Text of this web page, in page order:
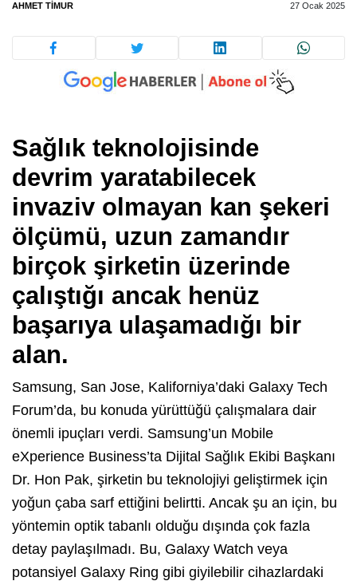
AHMET TIMUR 27 Ocak 2025
Sağlık teknolojisinde
devrim yaratabilecek
invaziv olmayan kan şekeri
ölçümü, uzun zamandır
birçok şirketin üzerinde
çalıştığı ancak henüz
başarıya ulaşamadığı bir
alan.
Samsung, San Jose, Kaliforniya’daki Galaxy Tech
Forum’da, bu konuda yürüttüğü çalışmalara dair
önemli ipuçları verdi. Samsung’un Mobile
eXperience Business’ta Dijital Sağlık Ekibi Başkanı
Dr. Hon Pak, şirketin bu teknolojiyi geliştirmek için
yoğun çaba sarf ettiğini belirtti. Ancak şu an için, bu
yöntemin optik tabanlı olduğu dışında çok fazla
detay paylaşılmadı. Bu, Galaxy Watch veya
potansiyel Galaxy Ring gibi giyilebilir cihazlardaki